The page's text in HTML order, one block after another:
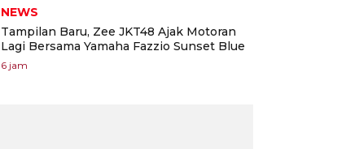
NEWS
Tampilan Baru, Zee JKT48 Ajak Motoran
Lagi Bersama Yamaha Fazzio Sunset Blue
6 jam